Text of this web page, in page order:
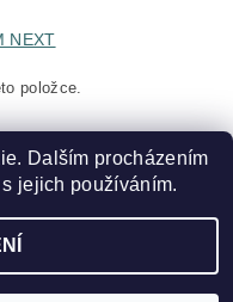
NEXT
položce.
práva vyhrazena
Dalším procházením
jejich používáním.